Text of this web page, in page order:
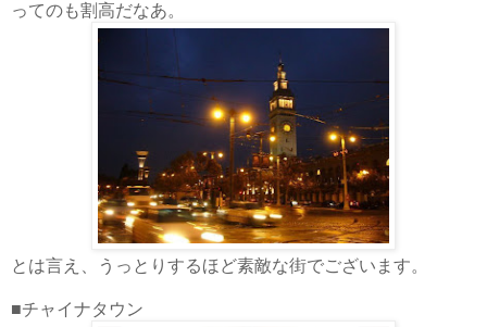
ってのも割高だなあ。
とは言え、うっとりするほど素敵な街でございます。
■チャイナタウン